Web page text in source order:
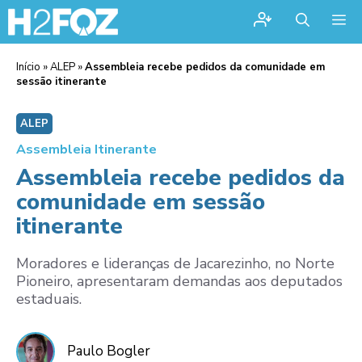
Início »ALEP »Assembleia recebe pedidos da comunidade em
sessão itinerante
ALEP
Assembleia Itinerante
Assembleia recebe pedidos da
comunidade em sessão
itinerante
Moradores e lideranças de Jacarezinho, no Norte
Pioneiro, apresentaram demandas aos deputados
estaduais.
Paulo Bogler